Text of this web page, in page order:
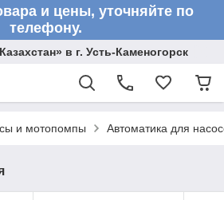
и цены, уточняйте по
телефону.
в г. Усть-Каменогорск
и мотопомпы Автоматика для